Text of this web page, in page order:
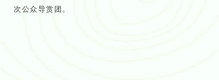
次公众导赏团。